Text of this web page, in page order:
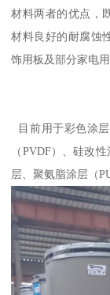
材料两者的优点，
材料良好的耐腐蚀
饰用板及部分家电用
目前用于彩色涂
（PVDF）、硅改
层、聚氨脂涂层（